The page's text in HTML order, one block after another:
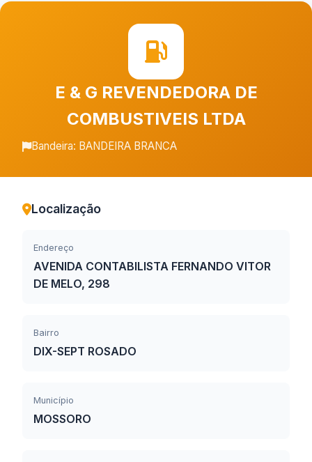
E & G REVENDEDORA DE
COMBUSTIVEIS LTDA
Bandeira: BANDEIRA BRANCA
Localização
Endereço
AVENIDA CONTABILISTA FERNANDO VITOR
DE MELO, 298
Bairro
DIX-SEPT ROSADO
Município
MOSSORO